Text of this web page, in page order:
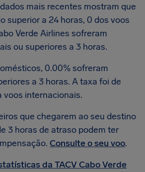
mais recentes mostram que
superior a 24 horas, 0 dos voos
Verde Airlines sofreram
ou superiores a 3 horas.
0.00% sofreram
a 3 horas. A taxa foi de
voos internacionais.
que chegarem ao seu destino
3 horas de atraso podem ter
Consulte o seu voo.
da TACV Cabo Verde